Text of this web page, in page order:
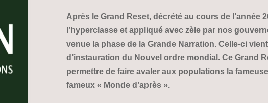
Après le Grand Reset, décrété au cours de l’année
l’hyperclasse et appliqué avec zèle par nos
venue la phase de la Grande Narration. Celle-ci
d’instauration du Nouvel ordre mondial. Ce Grand
permettre de faire avaler aux populations la
fameux « Monde d’après ».